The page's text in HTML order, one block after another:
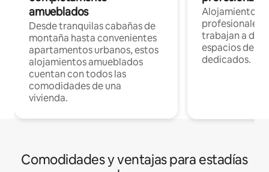
amueblados
Desde tranquilas cabañas de
montaña hasta convenientes
apartamentos urbanos, estos
alojamientos amueblados
cuentan con todos las
comodidades de una
vivienda.
Alojamientos
profesionales
trabajan a
espacios de
dedicados.
Comodidades y ventajas para estadías